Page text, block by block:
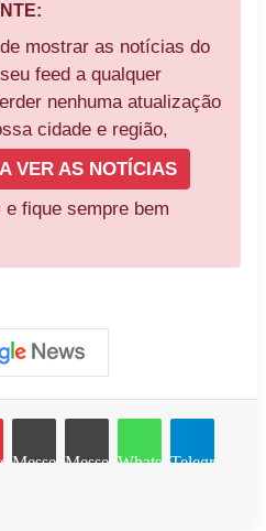
mostrar as notícias do
feed a qualquer
nenhuma atualização
cidade e região,
VER AS NOTÍCIAS
fique sempre bem
MessengerMessengerWhatsAppTelegram